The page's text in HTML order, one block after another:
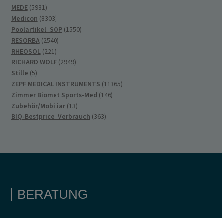
MEDE 59315931
Produkte
Medicon 83038303
Produkte
Poolartikel_SOP 15501550
RESORBA 25402540
RHEOSOL 221221
Produkte
RICHARD WOLF 29492949
Stille 55
Produkte
ZEPF MEDICAL INSTRUMENTS 1136511365
Zimmer Biomet Sports-Med 146146
Zubehör/Mobiliar 1313
Produkte
BIQ-Bestprice_Verbrauch 363363
BERATUNG